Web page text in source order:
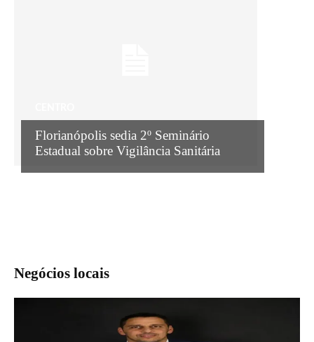
Florianópolis sedia 2º Seminário
Estadual sobre Vigilância Sanitária
Negócios locais